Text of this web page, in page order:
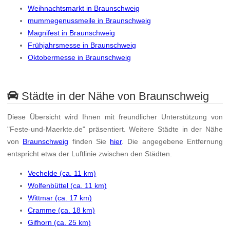
Weihnachtsmarkt in Braunschweig
mummegenussmeile in Braunschweig
Magnifest in Braunschweig
Frühjahrsmesse in Braunschweig
Oktobermesse in Braunschweig
Städte in der Nähe von Braunschweig
Diese Übersicht wird Ihnen mit freundlicher Unterstützung von
"Feste-und-Maerkte.de" präsentiert. Weitere Städte in der Nähe
von Braunschweig finden Sie hier. Die angegebene Entfernung
entspricht etwa der Luftlinie zwischen den Städten.
Vechelde (ca. 11 km)
Wolfenbüttel (ca. 11 km)
Wittmar (ca. 17 km)
Cramme (ca. 18 km)
Gifhorn (ca. 25 km)